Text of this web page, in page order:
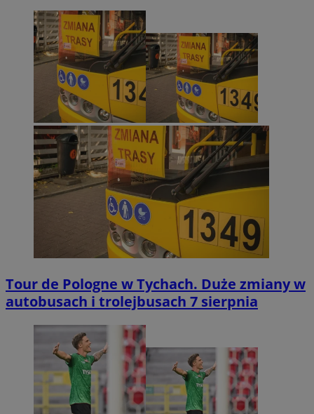
Tour de Pologne w Tychach. Duże zmiany w
autobusach i trolejbusach 7 sierpnia